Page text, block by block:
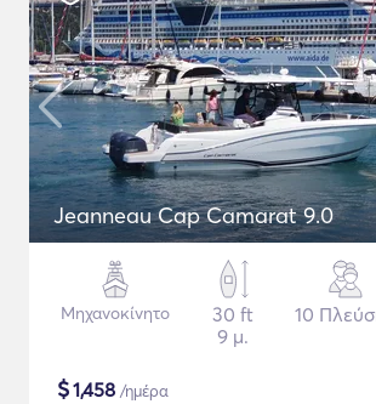
Jeanneau Cap Camarat 9.0
Μηχανοκίνητο
30 ft
9 μ.
10
$1,458 /ημέρα